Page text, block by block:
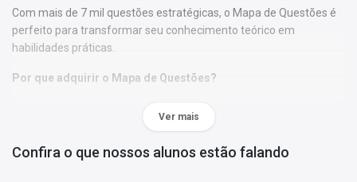
Com mais de 7 mil questões estratégicas, o Mapa de Questões é
perfeito para transformar seu conhecimento teórico em
habilidades práticas.
Por que adquirir o Mapa de Questões?
formato, a estrutura e o estilo das perguntas elaboradas pela
Ver mais
Confira o que nossos alunos estão falando